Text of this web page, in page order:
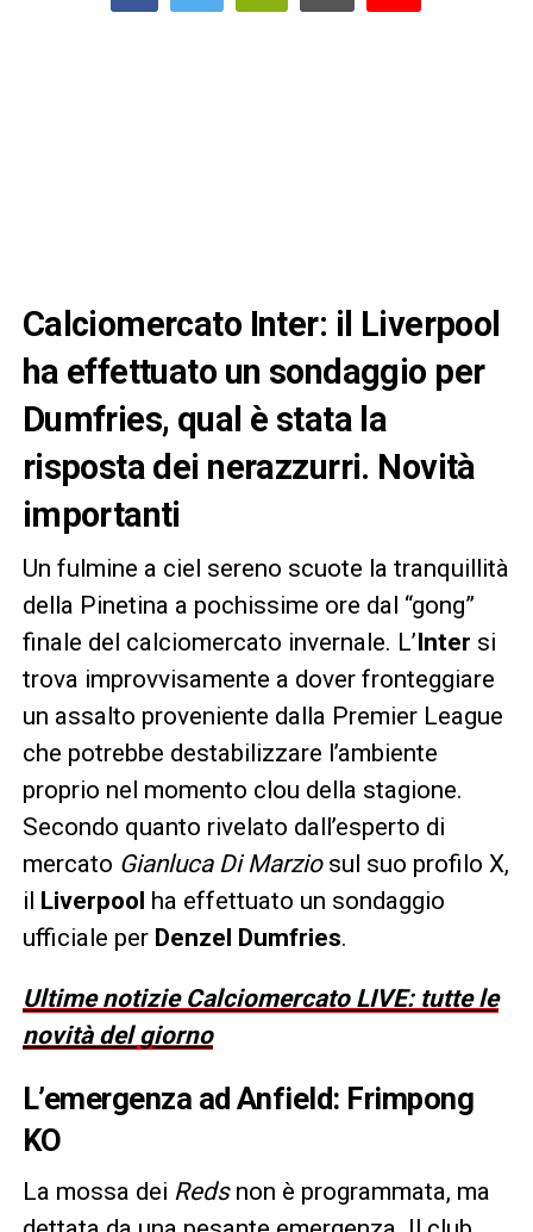
Calciomercato Inter: il Liverpool
ha effettuato un sondaggio per
Dumfries, qual è stata la
risposta dei nerazzurri. Novità
importanti
Un fulmine a ciel sereno scuote la tranquillità
della Pinetina a pochissime ore dal “gong”
finale del calciomercato invernale. L’Inter si
trova improvvisamente a dover fronteggiare
un assalto proveniente dalla Premier League
che potrebbe destabilizzare l’ambiente
proprio nel momento clou della stagione.
Secondo quanto rivelato dall’esperto di
mercato Gianluca Di Marziosul suo profilo X,
il Liverpool ha effettuato un sondaggio
ufficiale per Denzel Dumfries.
Ultime notizie Calciomercato LIVE: tutte le
novità del giorno
L’emergenza ad Anfield: Frimpong
KO
La mossa dei Redsnon è programmata, ma